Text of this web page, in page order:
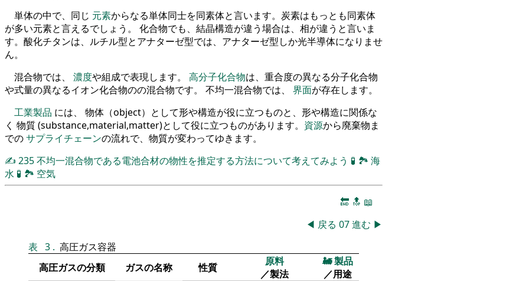
単体の中で、同じ 元素からなる単体同士を同素体と言います。炭素はもっとも同素体
が多い元素と言えるでしょう。 化合物でも、結晶構造が違う場合は、相が違うと言いま
す。酸化チタンは、ルチル型とアナターゼ型では、アナターゼ型しか光半導体になりませ
ん。
混合物では、 濃度や組成で表現します。 高分子化合物は、重合度の異なる分子化合物
や式量の異なるイオン化合物のの混合物です。 不均一混合物では、 界面が存在します。
工業製品 には、 物体（object）として形や構造が役に立つものと、形や構造に関係な
く 物質 (substance,material,matter)として役に立つものがあります。 資源から廃棄物ま
でのサプライチェーンの流れで、物質が変わってゆきます。
✍ 235不均一混合物である電池合材の物性を推定する方法について考えてみよう 🧪 🏞 海
水 🧪 🏞 空気
🔚 🔝 📖
◀ 戻る 07進む ▶
表 3 . 高圧ガス容器
高圧ガスの分類
ガスの名称 性質
原料
／製法
🚂 製品
／用途